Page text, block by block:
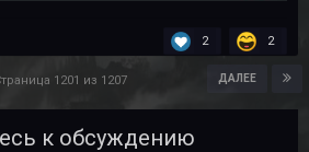
2 2
ДАЛЕЕ
1201 из 1207
к обсуждению